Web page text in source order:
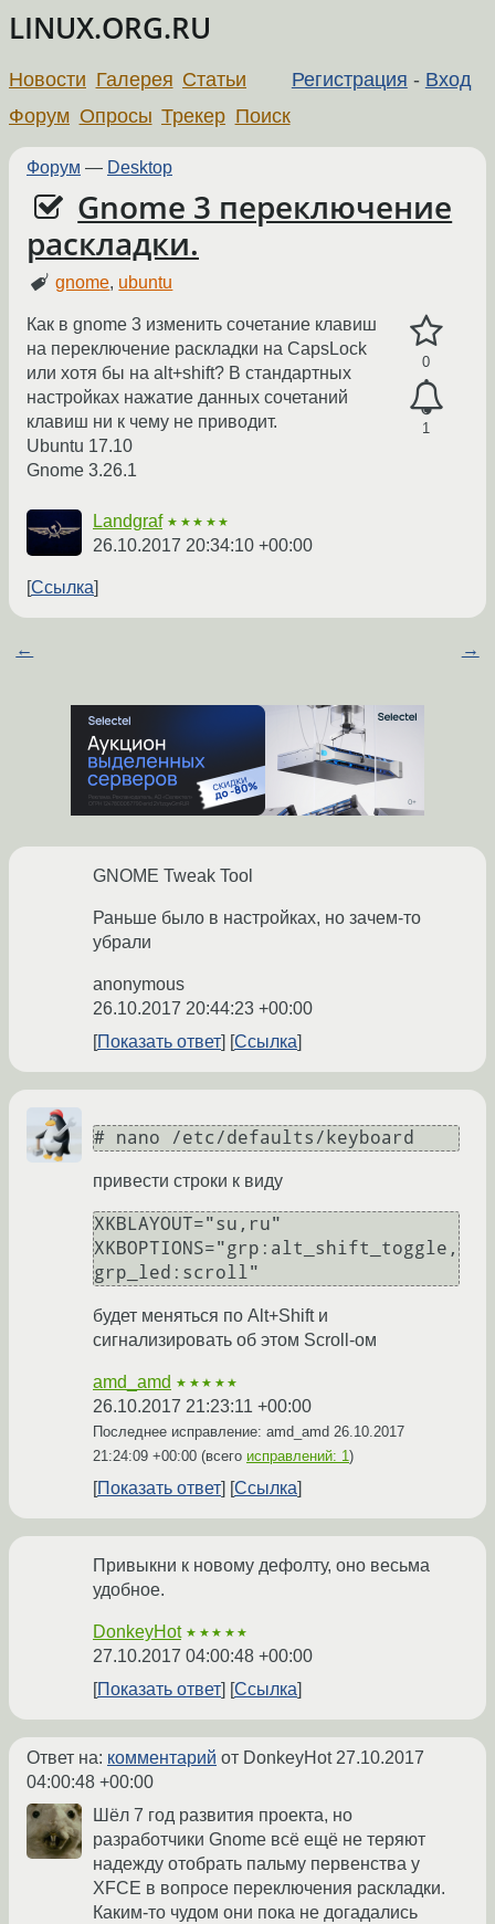
LINUX.ORG.RU
Регистрация - Вход
Новости Галерея Статьи
Форум Опросы Трекер Поиск
Форум — Desktop
Gnome 3 переключение
раскладки.
gnome, ubuntu
0
1
Как в gnome 3 изменить сочетание клавиш
на переключение раскладки на CapsLock
или хотя бы на alt+shift? В стандартных
настройках нажатие данных сочетаний
клавиш ни к чему не приводит.
Ubuntu 17.10
Gnome 3.26.1
Landgraf ★★★★★
26.10.2017 20:34:10 +00:00
Ссылка
← →
GNOME Tweak Tool
Раньше было в настройках, но зачем-то
убрали
anonymous
26.10.2017 20:44:23 +00:00
Показать ответ
Ссылка
# nano /etc/defaults/keyboard
привести строки к виду
XKBLAYOUT="su,ru"
XKBOPTIONS="grp:alt_shift_toggle,
grp_led:scroll"
будет меняться по Alt+Shift и
сигнализировать об этом Scroll-ом
amd_amd ★★★★★
26.10.2017 21:23:11 +00:00
Последнее исправление: amd_amd 26.10.2017
21:24:09 +00:00 (всего исправлений: 1)
Показать ответ Ссылка
Привыкни к новому дефолту, оно весьма
удобное.
DonkeyHot ★★★★★
27.10.2017 04:00:48 +00:00
Показать ответ
Ссылка
Ответ на: комментарий от DonkeyHot27.10.2017
04:00:48 +00:00
Шёл 7 год развития проекта, но
разработчики Gnome всё ещё не теряют
надежду отобрать пальму первенства у
XFCE в вопросе переключения раскладки.
Каким-то чудом они пока не догадались